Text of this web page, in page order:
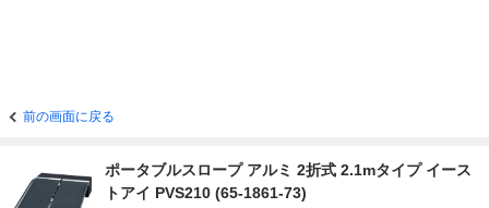
前の画面に戻る
ポータブルスロープ アルミ 2折式 2.1mタイプ イース
トアイ PVS210 (65-1861-73)